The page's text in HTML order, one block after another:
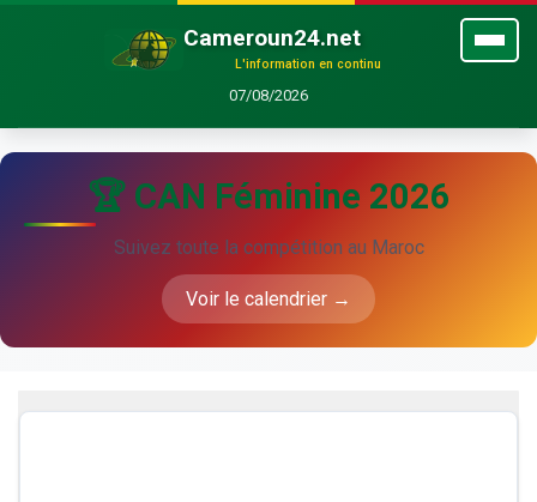
Cameroun24.net
L'information en continu
07/08/2026
🏆 CAN Féminine 2026
Suivez toute la compétition au Maroc
Voir le calendrier →